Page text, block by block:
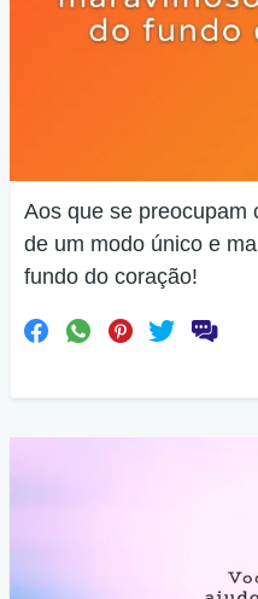
Aos que se preocupam
de um modo único e
fundo do coração!